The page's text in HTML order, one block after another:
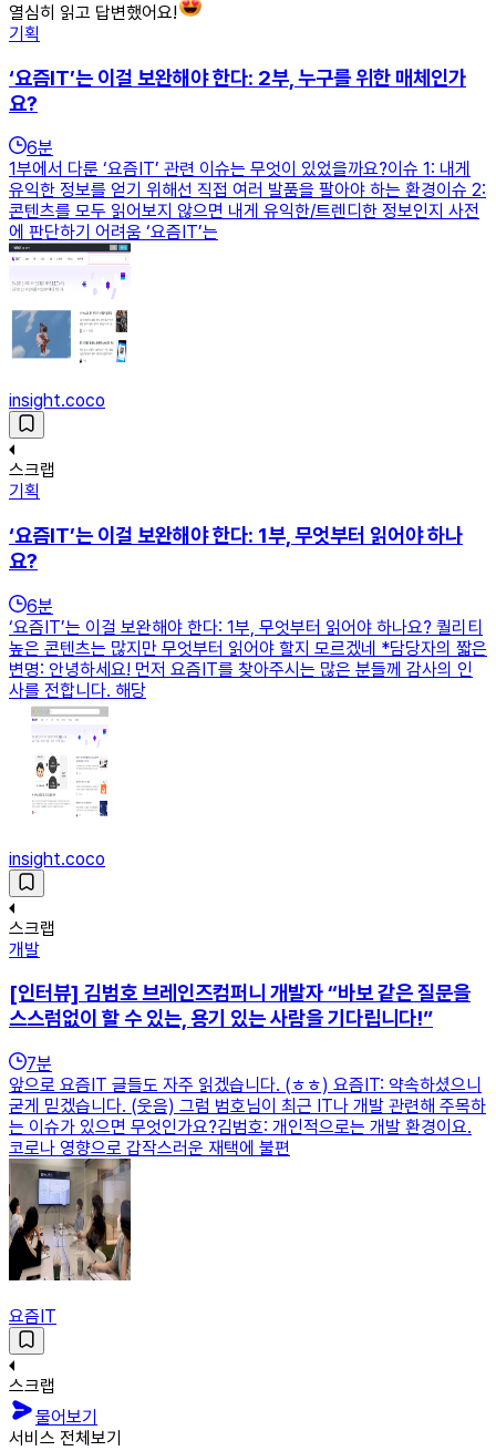
열심히 읽고 답변했어요!
기획
‘요즘IT’는 이걸 보완해야 한다: 2부, 누구를 위한 매체인가
요?
6분
1부에서 다룬 ‘요즘IT’ 관련 이슈는 무엇이 있었을까요?이슈 1: 내게
유익한 정보를 얻기 위해선 직접 여러 발품을 팔아야 하는 환경이슈 2:
콘텐츠를 모두 읽어보지 않으면 내게 유익한/트렌디한 정보인지 사전
에 판단하기 어려움 ‘요즘IT’는
insight.coco
스크랩
기획
‘요즘IT’는 이걸 보완해야 한다: 1부, 무엇부터 읽어야 하나
요?
6분
‘요즘IT’는 이걸 보완해야 한다: 1부, 무엇부터 읽어야 하나요? 퀄리티
높은 콘텐츠는 많지만 무엇부터 읽어야 할지 모르겠네 *담당자의 짧은
변명: 안녕하세요! 먼저 요즘IT를 찾아주시는 많은 분들께 감사의 인
사를 전합니다. 해당
insight.coco
스크랩
개발
[인터뷰] 김범호 브레인즈컴퍼니 개발자 “바보 같은 질문을
스스럼없이 할 수 있는, 용기 있는 사람을 기다립니다!”
7분
앞으로 요즘IT 글들도 자주 읽겠습니다. (ㅎㅎ) 요즘IT: 약속하셨으니
굳게 믿겠습니다. (웃음) 그럼 범호님이 최근 IT나 개발 관련해 주목하
는 이슈가 있으면 무엇인가요?김범호: 개인적으로는 개발 환경이요.
코로나 영향으로 갑작스러운 재택에 불편
요즘IT
스크랩
물어보기
서비스 전체보기